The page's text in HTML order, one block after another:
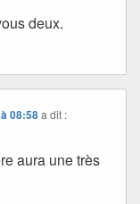
deux.
08:58 a dit :
aura une très